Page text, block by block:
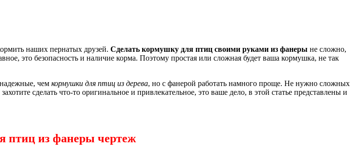
наших пернатых друзей. Сделать кормушку для птиц своими руками из фанеры не сложно,
это безопасность и наличие корма. Поэтому простая или сложная будет ваша кормушка, не так
чем кормушки для птиц из дерева, но с фанерой работать намного проще. Не нужно сложных
сделать что-то оригинальное и привлекательное, это ваше дело, в этой статье представлены и
птиц из фанеры чертеж